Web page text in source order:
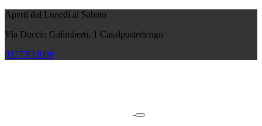
Aperti dal Lunedì al Sabato
Via Duccio Galimberti, 1 Casalpusterlengo
0377 833098